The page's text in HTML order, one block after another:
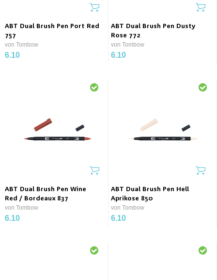
ABT Dual Brush Pen Port Red
757
von Tombow
6.10
ABT Dual Brush Pen Dusty
Rose 772
von Tombow
6.10
ABT Dual Brush Pen Wine
Red / Bordeaux 837
von Tombow
6.10
ABT Dual Brush Pen Hell
Aprikose 850
von Tombow
6.10